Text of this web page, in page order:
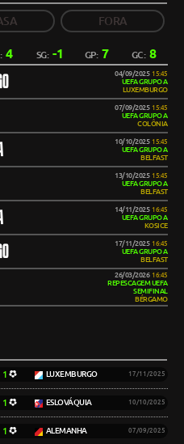
FORA
4 SG:-1 GP: 7 GC: 8
04/09/2025 15:45
UEFA GRUPO A
LUXEMBURGO
07/09/2025 15:45
UEFA GRUPO A
COLÔNIA
10/10/2025 15:45
UEFA GRUPO A
BELFAST
13/10/2025 15:45
UEFA GRUPO A
BELFAST
14/11/2025 16:45
UEFA GRUPO A
KOSICE
17/11/2025 16:45
UEFA GRUPO A
BELFAST
26/03/2026 16:45
REPESCAGEM UEFA
SEMIFINAL
BÉRGAMO
1 LUXEMBURGO 17/11/2025
1 ESLOVÁQUIA 10/10/2025
1 ALEMANHA 07/09/2025